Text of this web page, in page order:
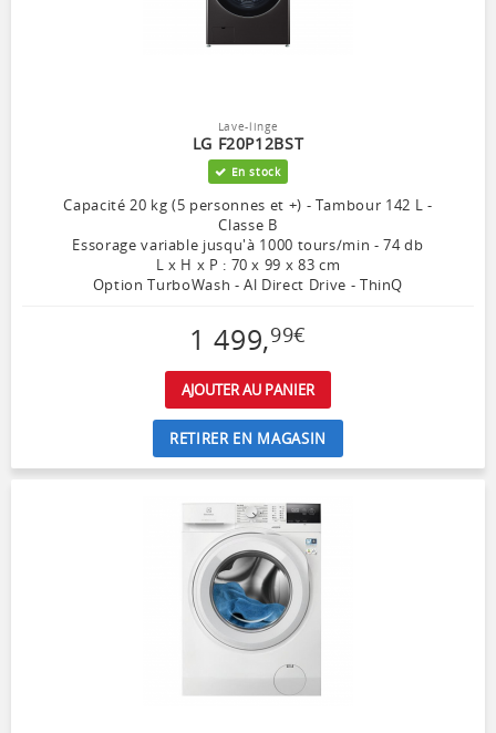
Lave-linge
LG F20P12BST
En stock
Capacité 20 kg (5 personnes et +) - Tambour 142 L -
Classe B
Essorage variable jusqu'à 1000 tours/min - 74 db
L x H x P : 70 x 99 x 83 cm
Option TurboWash - Al Direct Drive - ThinQ
1 499,99€
AJOUTER AU PANIER
RETIRER EN MAGASIN